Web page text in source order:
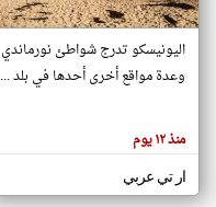
هنا عن
وجهة
كاتبيها.
اليونيسكو تدرج شواطئ نورماندي
وعدة مواقع أخرى أحدها في بلد ...
منذ ١٢ يوم
ار تي عربي